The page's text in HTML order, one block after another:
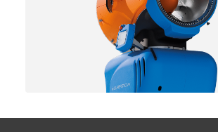
mateusz.lukaszczyk@supersnow.com